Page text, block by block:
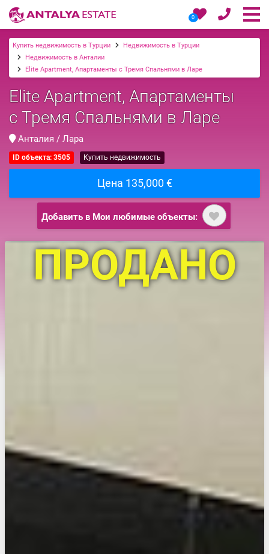
0
Купить недвижимость в Турции
Недвижимость в Турции
Недвижимость в Анталии
Elite Apartment, Апартаменты с Тремя Спальнями в Ларе
Elite Apartment, Апартаменты
с Тремя Спальнями в Ларе
Анталия / Лара
ID объекта: 3505 Купить недвижимость
Цена 135,000 €
Добавить в Мои любимые объекты:
ПРОДАНО